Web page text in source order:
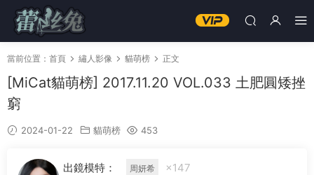
當前位置： 首頁 繡人影像 貓萌榜 正文
[MiCat貓萌榜] 2017.11.20 VOL.033 土肥圓矮挫
窮
2024-01-22 貓萌榜 453
出鏡模特： 周妍希
×147